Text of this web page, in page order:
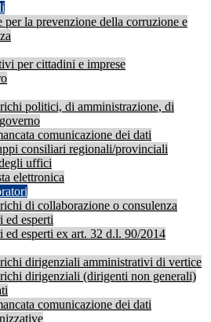
per la prevenzione della corruzione e
per cittadini e imprese
politici, di amministrazione, di
comunicazione dei dati
consiliari regionali/provinciali
uffici
elettronica
di collaborazione o consulenza
ed esperti
ed esperti ex art. 32 d.l. 90/2014
dirigenziali amministrativi di vertice
dirigenziali (dirigenti non generali)
comunicazione dei dati